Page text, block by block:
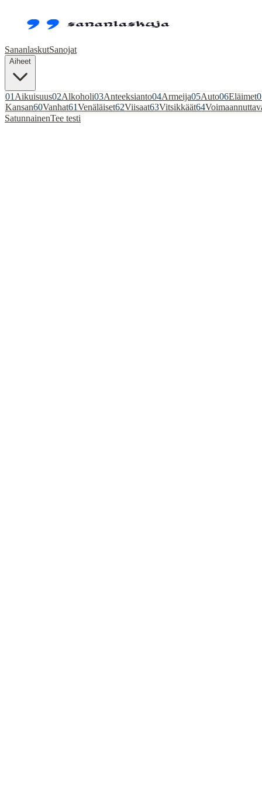
SananlaskutSanojat
Aiheet
01 Aikuisuus02Alkoholi03Anteeksianto04Armeija05Auto06Eläimet
Kansan60Vanhat61Venäläiset62Viisaat63Vitsikkäät64
SatunnainenTee testi